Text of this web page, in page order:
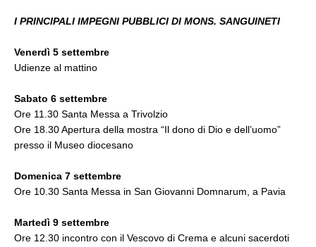
I PRINCIPALI IMPEGNI PUBBLICI DI MONS. SANGUINETI
Venerdì 5 settembre
Udienze al mattino
Sabato 6 settembre
Ore 11.30 Santa Messa a Trivolzio
Ore 18.30 Apertura della mostra “Il dono di Dio e dell’uomo”
presso il Museo diocesano
Domenica 7 settembre
Ore 10.30 Santa Messa in San Giovanni Domnarum, a Pavia
Martedì 9 settembre
Ore 12.30 incontro con il Vescovo di Crema e alcuni sacerdoti